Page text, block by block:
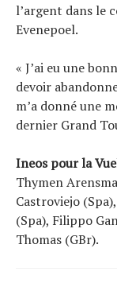
l’argent dans le
Evenepoel.
« J’ai eu une
devoir
m’a donné une
dernier Grand
Ineos pour la
Thymen
Castroviejo
(Spa), Filippo
Thomas (GBr).